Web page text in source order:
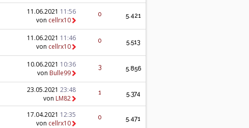
11.06.2021 11:56
von cellrx10
0 5.421
11.06.2021 11:46
von cellrx10
0 5.513
10.06.2021 10:36
von Bulle99
3 5.856
23.05.2021 23:48
von LM82
1 5.374
17.04.2021 12:35
von cellrx10
0 5.471